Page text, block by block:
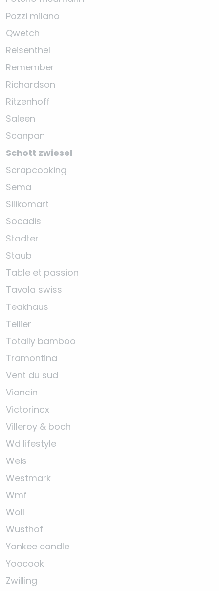
Pozzi milano
Qwetch
Reisenthel
Remember
Richardson
Ritzenhoff
Saleen
Scanpan
Schott zwiesel
Scrapcooking
Sema
Silikomart
Socadis
Stadter
Staub
Table et passion
Tavola swiss
Teakhaus
Tellier
Totally bamboo
Tramontina
Vent du sud
Viancin
Victorinox
Villeroy & boch
Wd lifestyle
Weis
Westmark
Wmf
Woll
Wusthof
Yankee candle
Yoocook
Zwilling